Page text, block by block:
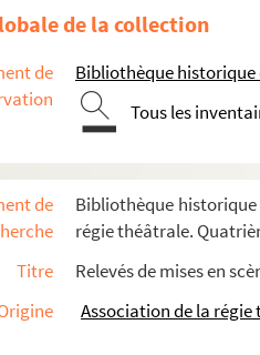
de la collection
de
Bibliothèque historique
Tous les
de
Bibliothèque historique
régie théâtrale.
Titre
Relevés de mises en
Association de la
traite de blanches : drame en 5
La transhumance
Un tramway nommé désir :
transatlantiques : comédie en 4
de nuit : pantomime. vers 1910
Dinaux. Trente ans ou la vie d'un
et Marcel Maréchal. La très
tribun : pièce en 3 actes. 1911